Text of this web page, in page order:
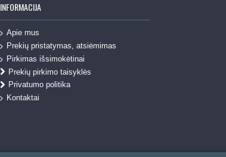
INFORMACIJA
Apie mus
Prekių pristatymas, atsiėmimas
Pirkimas išsimokėtinai
Prekių pirkimo taisyklės
Privatumo politika
Kontaktai